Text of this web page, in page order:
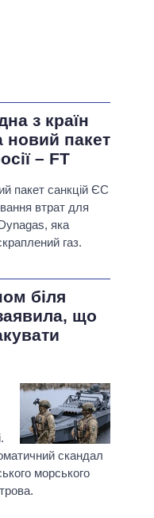
з країн
новий пакет
– FT
пакет санкцій ЄС
втрат для
яка
газ.
біля
що
скандал
морського